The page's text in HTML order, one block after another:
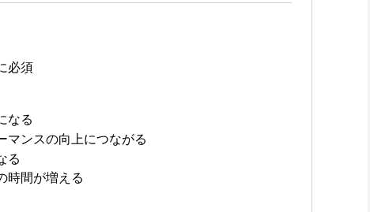
必須
なる
マンスの向上につながる
る
時間が増える